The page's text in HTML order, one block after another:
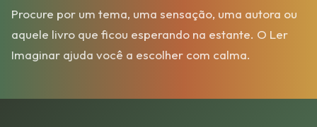
Procure por um tema, uma sensação, uma autora ou
aquele livro que ficou esperando na estante. O Ler
Imaginar ajuda você a escolher com calma.